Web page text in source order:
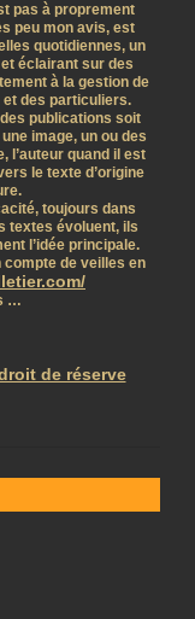
pas à proprement
peu mon avis, est
quotidiennes, un
éclairant sur des
à la gestion de
et des particuliers.
publications soit
image, un ou des
l’auteur quand il est
le texte d’origine
toujours dans
textes évoluent, ils
l’idée principale.
compte de veilles en
…
de réserve